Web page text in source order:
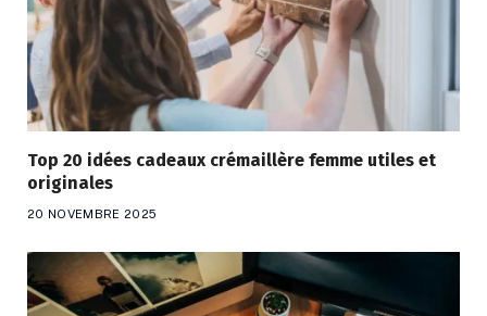
Top 20 idées cadeaux crémaillère femme utiles et
originales
20 NOVEMBRE 2025